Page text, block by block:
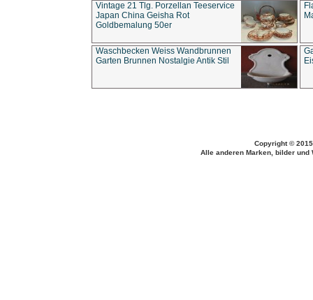
Vintage 21 Tlg. Porzellan Teeservice
Japan China Geisha Rot
Goldbemalung 50er
Waschbecken Weiss Wandbrunnen
Garten Brunnen Nostalgie Antik Stil
Copyright ©
Alle anderen Marken, bilder und